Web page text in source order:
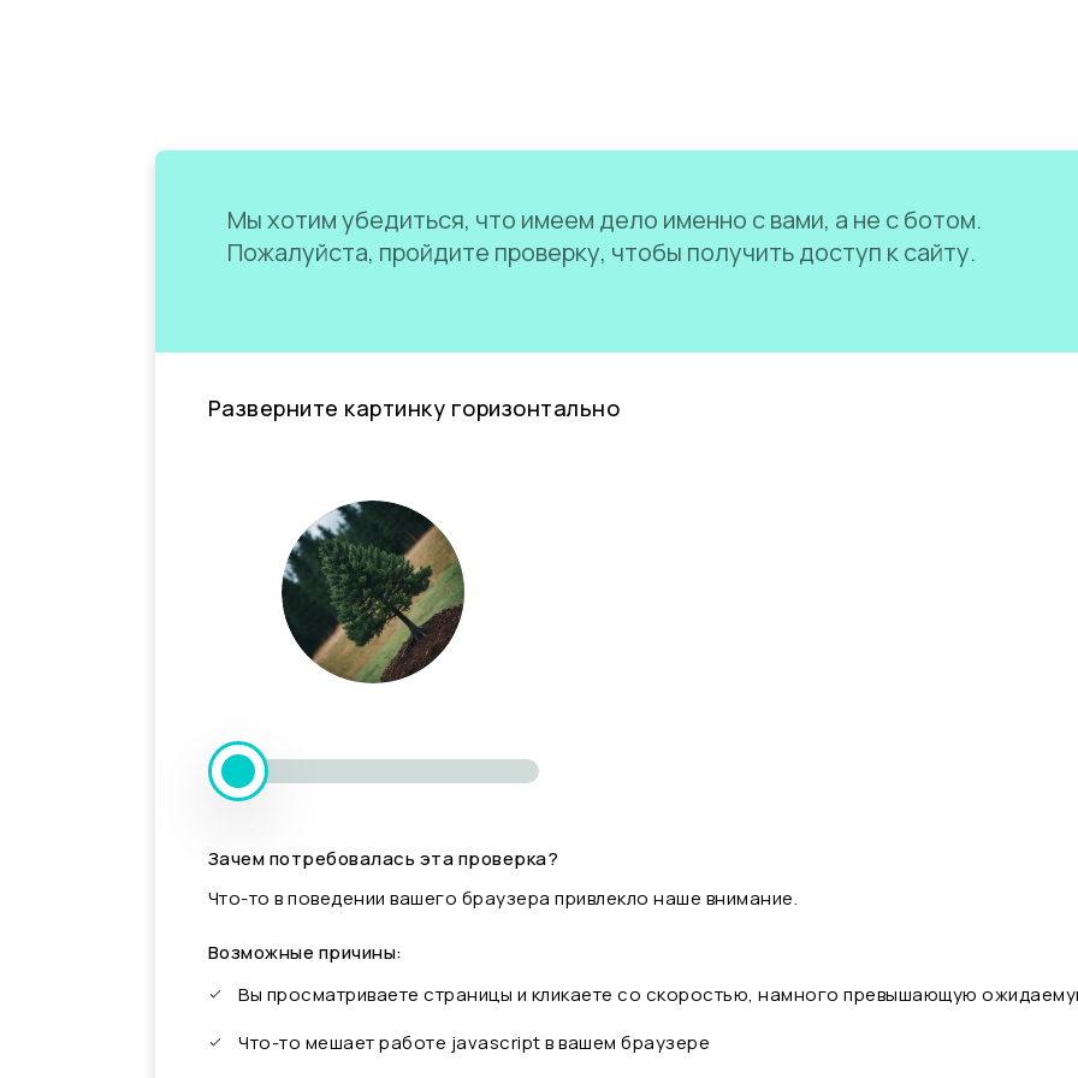
Мы хотим убедиться, что имеем дело именно с вами, а не с ботом.
Пожалуйста, пройдите проверку, чтобы получить доступ к сайту.
Разверните картинку горизонтально
Зачем потребовалась эта проверка?
Что-то в поведении вашего браузера привлекло наше внимание.
Возможные причины:
Вы просматриваете страницы и кликаете со скоростью, намного превышающую
Что-то мешает работе javascript в вашем браузере